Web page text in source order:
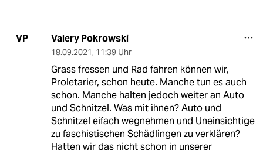
VP Valery Pokrowski
18.09.2021, 11:39 Uhr
Grass fressen und Rad fahren können wir,
Proletarier, schon heute. Manche tun es auch
schon. Manche halten jedoch weiter an Auto
und Schnitzel. Was mit ihnen? Auto und
Schnitzel eifach wegnehmen und Uneinsichtige
zu faschistischen Schädlingen zu verklären?
Hatten wir das nicht schon in unserer